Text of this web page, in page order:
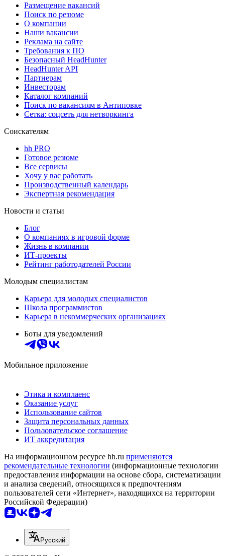
Размещение вакансий
Поиск по резюме
О компании
Наши вакансии
Реклама на сайте
Требования к ПО
Безопасный HeadHunter
HeadHunter API
Партнерам
Инвесторам
Каталог компаний
Поиск по вакансиям в Антиповке
Сетка: соцсеть для нетворкинга
Соискателям
hh PRO
Готовое резюме
Все сервисы
Хочу у вас работать
Производственный календарь
Экспертная рекомендация
Новости и статьи
Блог
О компаниях в игровой форме
Жизнь в компании
ИТ-проекты
Рейтинг работодателей России
Молодым специалистам
Карьера для молодых специалистов
Школа программистов
Карьера в некоммерческих организациях
Боты для уведомлений
Мобильное приложение
Этика и комплаенс
Оказание услуг
Использование сайтов
Защита персональных данных
Пользовательское соглашение
ИТ аккредитация
На информационном ресурсе hh.ru применяются
рекомендательные технологии (информационные технологии
предоставления информации на основе сбора, систематизации
и анализа сведений, относящихся к предпочтениям
пользователей сети «Интернет», находящихся на территории
Российской Федерации)
Русский